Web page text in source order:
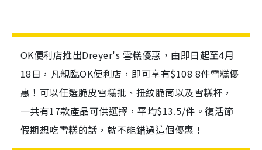
OK便利店推出Dreyer's 雪糕優惠，由即日起至4月
18日，凡親臨OK便利店，即可享有$108 8件雪糕優
惠！可以任選脆皮雪糕批、扭紋脆筒以及雪糕杯，
一共有17款產品可供選擇，平均$13.5/件。復活節
假期想吃雪糕的話，就不能錯過這個優惠！